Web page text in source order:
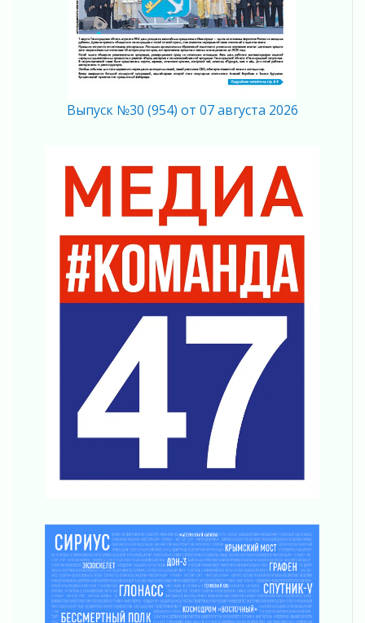
04 августа 2026
Полумрак бьёт по карману
04 августа 2026
Вниманию автомобилистов!
Память, сталь и музыка
04 августа 2026
Никакого принуждения, только письменное
согласие
Без риска для здоровья и кошелька
04 августа 2026
Важная информация
04 августа 2026
Что делать со сбережениями
Награды нашли строителей
03 августа 2026
Ленобласть повышает производительность
03 августа 2026
Поддержка волонтерских объединений
03 августа 2026
03 августа 2026
Музеи Ленобласти обновляют пространства
03 августа 2026
Новая площадка: 2027
03 августа 2026
Выпуск №30 (954) от 07 августа 2026